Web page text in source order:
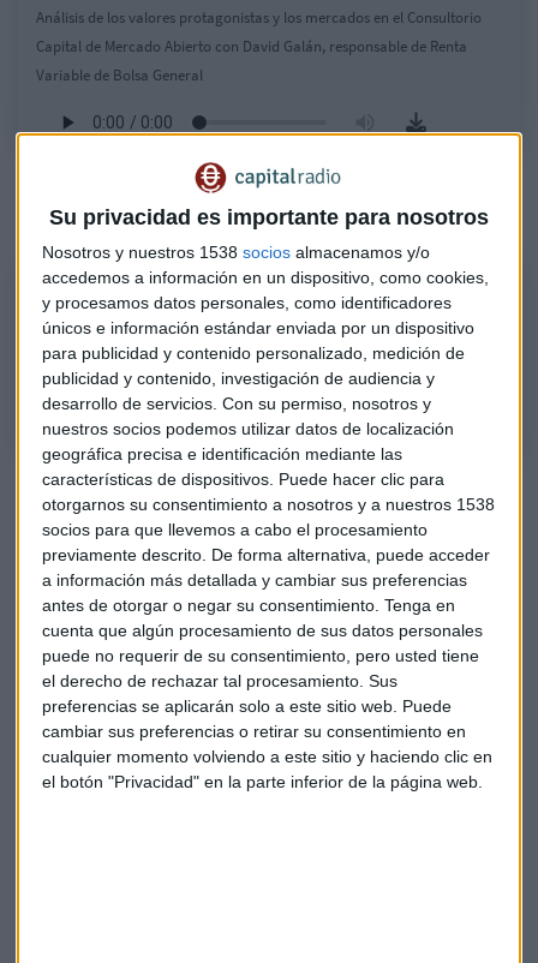
Su privacidad es importante para nosotros
Nosotros y nuestros 1538 socios almacenamos y/o
accedemos a información en un dispositivo, como cookies,
y procesamos datos personales, como identificadores
únicos e información estándar enviada por un dispositivo
para publicidad y contenido personalizado, medición de
publicidad y contenido, investigación de audiencia y
desarrollo de servicios. Con su permiso, nosotros y
nuestros socios podemos utilizar datos de localización
geográfica precisa e identificación mediante las
características de dispositivos. Puede hacer clic para
otorgarnos su consentimiento a nosotros y a nuestros 1538
socios para que llevemos a cabo el procesamiento
previamente descrito. De forma alternativa, puede acceder
a información más detallada y cambiar sus preferencias
antes de otorgar o negar su consentimiento. Tenga en
cuenta que algún procesamiento de sus datos personales
puede no requerir de su consentimiento, pero usted tiene
el derecho de rechazar tal procesamiento. Sus
preferencias se aplicarán solo a este sitio web. Puede
cambiar sus preferencias o retirar su consentimiento en
cualquier momento volviendo a este sitio y haciendo clic en
el botón "Privacidad" en la parte inferior de la página web.
Análisis de los valores protagonistas y los mercados en el Consultorio
Capital de Mercado Abierto con David Galán, responsable de Renta
Variable de Bolsa General
Escucha el Consultorio Capital completo en este podcast de
Mercado Abierto:
Consultorio de Bolsa | Mercado Abierto [24.05.2022]
Análisis de los valores protagonistas y los mercados en el Consultorio
Capital de Mercado Abierto con David Galán, responsable de Renta
Variable de Bolsa General
El valor español que Doblado tendría como
alternativa a Meta o Netflix